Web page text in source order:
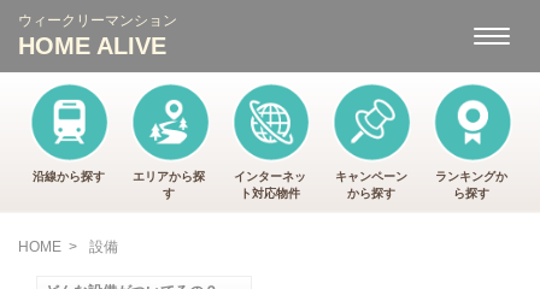
ナ
ゲ
ー
ョ
ン
ウィークリーマンション
HOME ALIVE
沿線から探す
エリアから探
す
インターネッ
ト対応物件
キャンペーン
から探す
ランキングか
ら探す
HOME > 設備